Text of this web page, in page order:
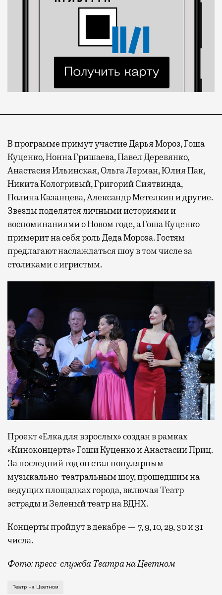
В программе примут участие Дарья Мороз, Гоша
Куценко, Нонна Гришаева, Павел Деревянко,
Анастасия Ильинская, Ольга Лерман, Юлия Пак,
Никита Кологривый, Григорий Сиятвинда,
Полина Казанцева, Александр Метелкин и другие.
Звезды поделятся личными историями и
воспоминаниями о Новом годе, а Гоша Куценко
примерит на себя роль Деда Мороза. Гостям
предлагают наслаждаться шоу в том числе за
столиками с игристым.
Проект «Елка для взрослых» создан в рамках
«Киноконцерта» Гоши Куценко и Анастасии Приц.
За последний год он стал популярным
музыкально-театральным шоу, прошедшим на
ведущих площадках города, включая Театр
эстрады и Зеленый театр на ВДНХ.
Концерты пройдут в декабре — 7, 9, 10, 29, 30 и 31
числа.
Фото: пресс-служба Театра на Цветном
В декабре Театр на Цветном станет местом, где
Театр на Цветном